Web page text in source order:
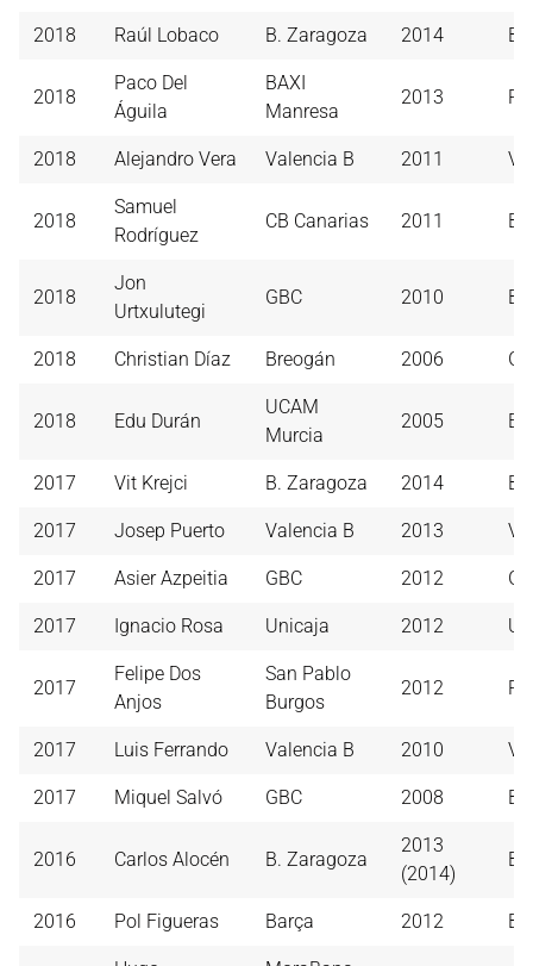
2018 Raúl Lobaco B. Zaragoza 2014 B.
2018
Paco Del
Águila
BAXI
Manresa
2013
2018 Alejandro Vera Valencia B 2011
2018
Samuel
Rodríguez
CB Canarias 2011
2018
Jon
Urtxulutegi
GBC 2010
2018 Christian Díaz Breogán 2006
2018 Edu Durán
UCAM
Murcia
2005
2017 Vit Krejci B. Zaragoza 2014 B.
2017 Josep Puerto Valencia B 2013
2017 Asier Azpeitia GBC 2012
2017 Ignacio Rosa Unicaja 2012
2017
Felipe Dos
Anjos
San Pablo
Burgos
2012
2017 Luis Ferrando Valencia B 2010
2017 Miquel Salvó GBC 2008
2016 Carlos Alocén B. Zaragoza
2013
(2014)
B.
2016 Pol Figueras Barça 2012